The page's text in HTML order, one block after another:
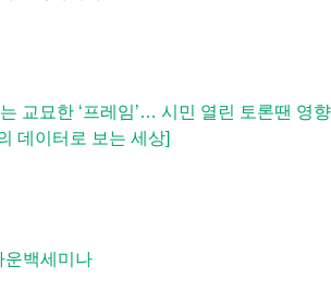
교묘한 ‘프레임’… 시민 열린 토론땐 영향
데이터로 보는 세상]
운백세미나